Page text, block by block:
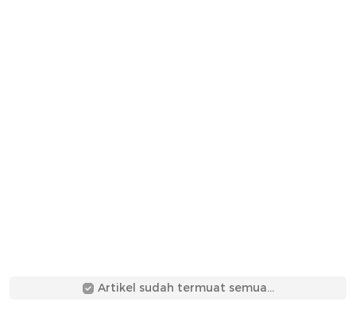
Artikel sudah termuat semua...